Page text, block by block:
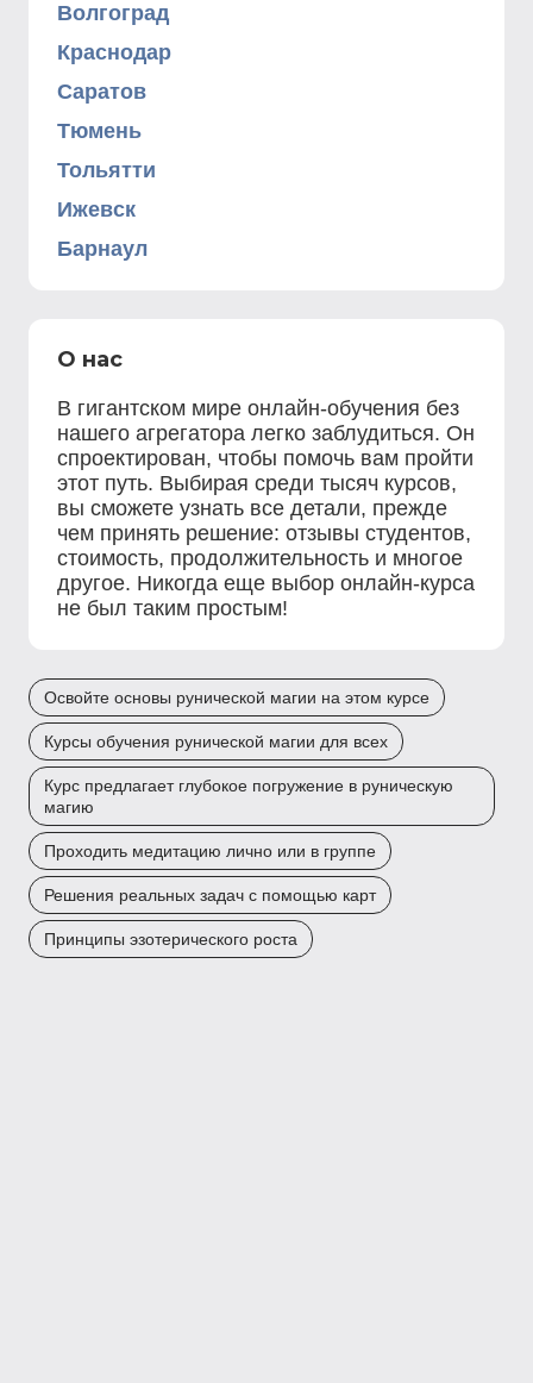
Волгоград
Краснодар
Саратов
Тюмень
Тольятти
Ижевск
Барнаул
О нас
В гигантском мире онлайн-обучения без
нашего агрегатора легко заблудиться. Он
спроектирован, чтобы помочь вам пройти
этот путь. Выбирая среди тысяч курсов,
вы сможете узнать все детали, прежде
чем принять решение: отзывы студентов,
стоимость, продолжительность и многое
другое. Никогда еще выбор онлайн-курса
не был таким простым!
Освойте основы рунической магии на этом курсе
Курсы обучения рунической магии для всех
Курс предлагает глубокое погружение в руническую
магию
Проходить медитацию лично или в группе
Решения реальных задач с помощью карт
Принципы эзотерического роста